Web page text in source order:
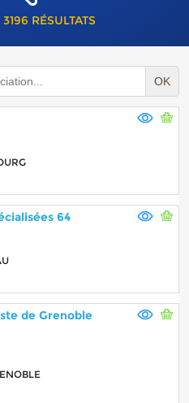
3196 RÉSULTATS
OK
64
de Grenoble